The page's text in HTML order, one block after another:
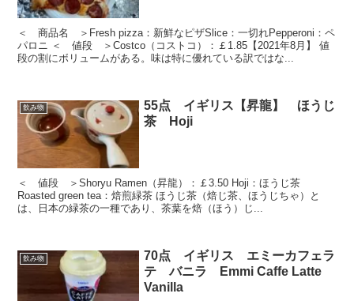
＜ 商品名 ＞Fresh pizza：新鮮なピザSlice：一切れPepperoni：ペ
パロニ ＜ 値段 ＞Costco（コストコ）：￡1.85【2021年8月】 値
段の割にボリュームがある。味は特に優れている訳ではな...
飲み物
55点 イギリス【昇龍】 ほうじ
茶 Hoji
＜ 値段 ＞Shoryu Ramen（昇龍）：￡3.50 Hoji：ほうじ茶
Roasted green tea：焙煎緑茶 ほうじ茶（焙じ茶、ほうじちゃ）と
は、日本の緑茶の一種であり、茶葉を焙（ほう）じ...
飲み物
70点 イギリス エミーカフェラ
テ バニラ Emmi Caffe Latte
Vanilla